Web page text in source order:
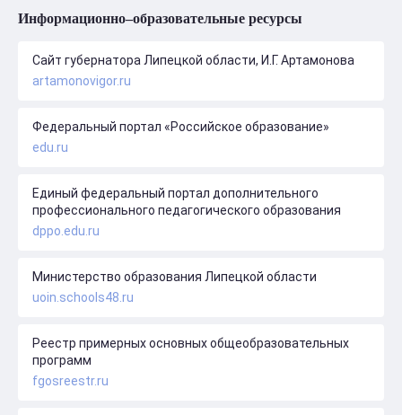
Информационно–образовательные ресурсы
Сайт губернатора Липецкой области, И.Г. Артамонова
artamonovigor.ru
Федеральный портал «Российское образование»
edu.ru
Единый федеральный портал дополнительного
профессионального педагогического образования
dppo.edu.ru
Министерство образования Липецкой области
uoin.schools48.ru
Реестр примерных основных общеобразовательных
программ
fgosreestr.ru